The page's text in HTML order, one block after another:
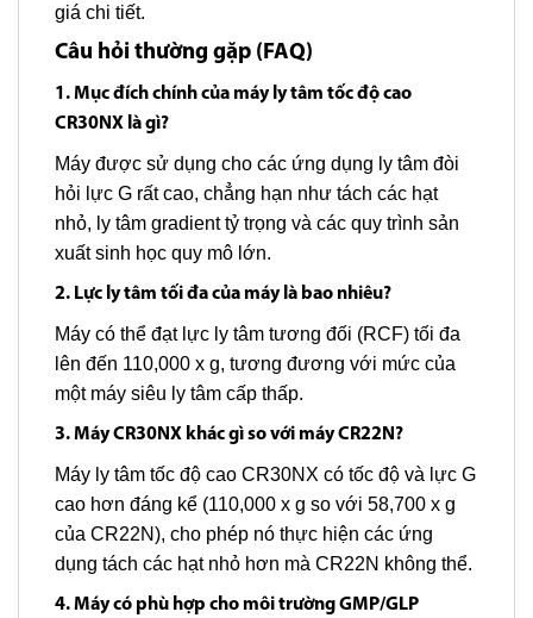
giá chi tiết.
Câu hỏi thường gặp (FAQ)
1. Mục đích chính của máy ly tâm tốc độ cao
CR30NX là gì?
Máy được sử dụng cho các ứng dụng ly tâm đòi
hỏi lực G rất cao, chẳng hạn như tách các hạt
nhỏ, ly tâm gradient tỷ trọng và các quy trình sản
xuất sinh học quy mô lớn.
2. Lực ly tâm tối đa của máy là bao nhiêu?
Máy có thể đạt lực ly tâm tương đối (RCF) tối đa
lên đến 110,000 x g, tương đương với mức của
một máy siêu ly tâm cấp thấp.
3. Máy CR30NX khác gì so với máy CR22N?
Máy ly tâm tốc độ cao CR30NX có tốc độ và lực G
cao hơn đáng kể (110,000 x g so với 58,700 x g
của CR22N), cho phép nó thực hiện các ứng
dụng tách các hạt nhỏ hơn mà CR22N không thể.
4. Máy có phù hợp cho môi trường GMP/GLP